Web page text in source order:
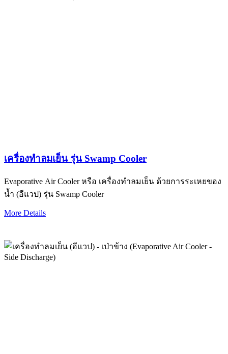
เครื่องทำลมเย็น รุ่น Swamp Cooler
Evaporative Air Cooler หรือ เครื่องทำลมเย็น ด้วยการระเหยของ
น้ำ (อีแวป) รุ่น Swamp Cooler
More Details